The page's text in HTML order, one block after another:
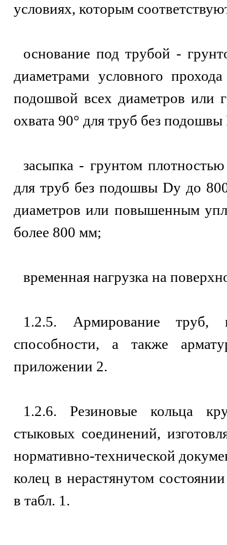
условиях, которым
основание под трубой -
диаметрами условного
подошвой всех диаметров или
охвата 90° для труб без
засыпка - грунтом
для труб без подошвы Dу до
диаметров или повышенным
более 800 мм;
временная нагрузка на
1.2.5. Армирование
способности, а также
приложении 2.
1.2.6. Резиновые кольца
стыковых соединений,
нормативно-технической
колец в нерастянутом
в табл. 1.